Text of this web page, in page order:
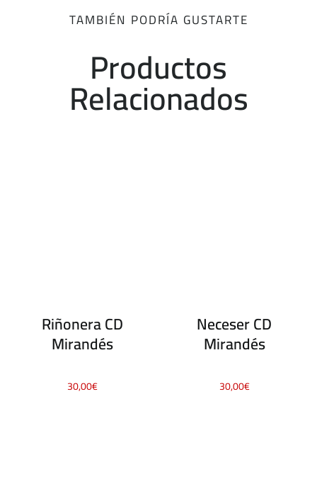
TAMBIÉN PODRÍA GUSTARTE
Productos
Relacionados
Riñonera CD
Mirandés
30,00€
Neceser CD
Mirandés
30,00€